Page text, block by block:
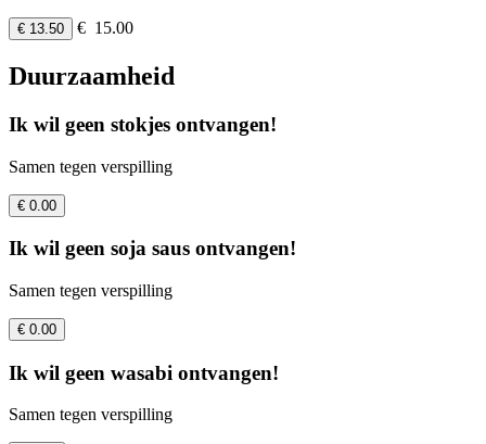
€ 13.50 € 15.00
Duurzaamheid
Ik wil geen stokjes ontvangen!
Samen tegen verspilling
€ 0.00
Ik wil geen soja saus ontvangen!
Samen tegen verspilling
€ 0.00
Ik wil geen wasabi ontvangen!
Samen tegen verspilling